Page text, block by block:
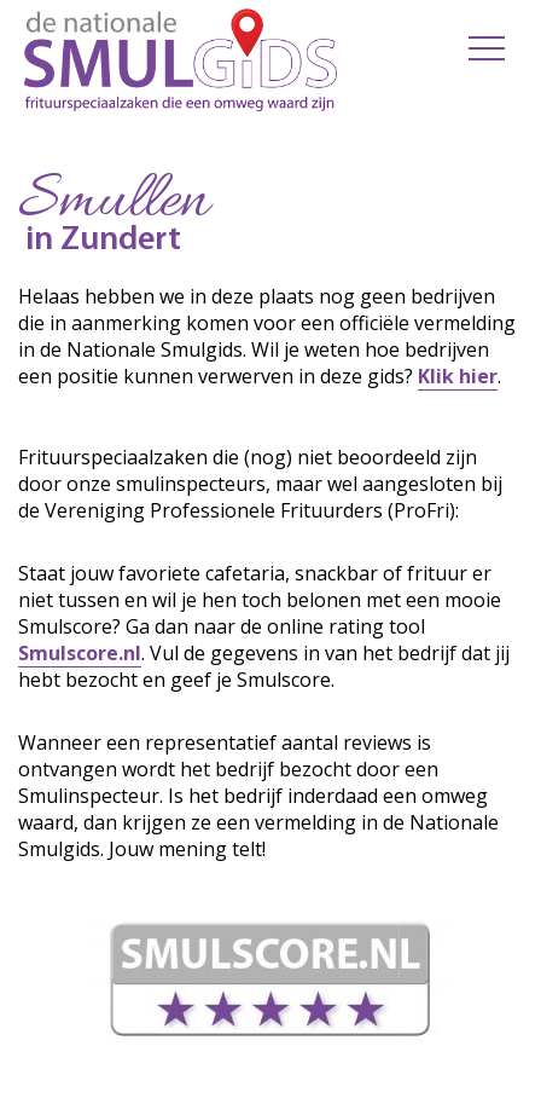
Smullen
in Zundert
Helaas hebben we in deze plaats nog geen bedrijven
die in aanmerking komen voor een officiële vermelding
in de Nationale Smulgids. Wil je weten hoe bedrijven
een positie kunnen verwerven in deze gids? Klik hier.
Frituurspeciaalzaken die (nog) niet beoordeeld zijn
door onze smulinspecteurs, maar wel aangesloten bij
de Vereniging Professionele Frituurders (ProFri):
Staat jouw favoriete cafetaria, snackbar of frituur er
niet tussen en wil je hen toch belonen met een mooie
Smulscore? Ga dan naar de online rating tool
Smulscore.nl. Vul de gegevens in van het bedrijf dat jij
hebt bezocht en geef je Smulscore.
Wanneer een representatief aantal reviews is
ontvangen wordt het bedrijf bezocht door een
Smulinspecteur. Is het bedrijf inderdaad een omweg
waard, dan krijgen ze een vermelding in de Nationale
Smulgids. Jouw mening telt!